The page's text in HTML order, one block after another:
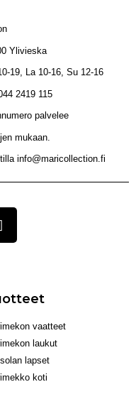
Ylivieska
19, La 10-16, Su 12-16
2419 115
palvelee
mukaan.
info@maricollection.fi
vaatteet
laukut
lapset
koti